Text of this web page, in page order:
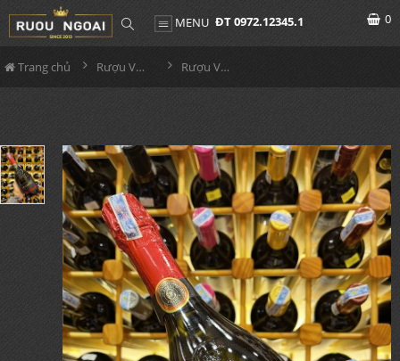
MENU ĐT 0972.12345.1 0
Trang chủ Rượu Vang Rượu Vang Nổ JP.Chenet Brut